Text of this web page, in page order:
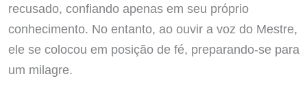
recusado, confiando apenas em seu próprio
conhecimento. No entanto, ao ouvir a voz do Mestre,
ele se colocou em posição de fé, preparando-se para
um milagre.